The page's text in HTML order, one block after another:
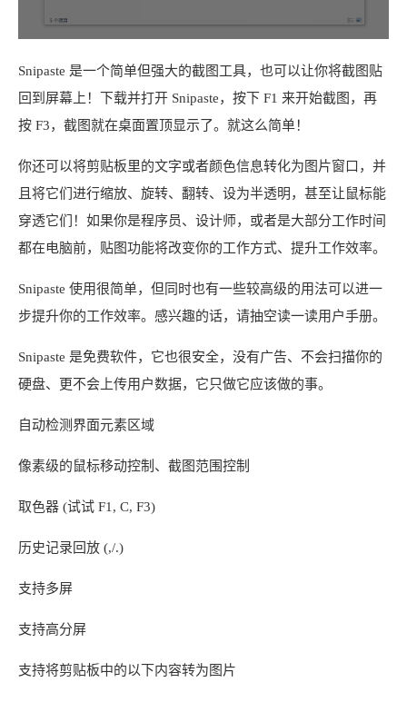
Snipaste 是一个简单但强大的截图工具，也可以让你将截图贴
回到屏幕上！下载并打开 Snipaste，按下 F1 来开始截图，再
按 F3，截图就在桌面置顶显示了。就这么简单！
你还可以将剪贴板里的文字或者颜色信息转化为图片窗口，并
且将它们进行缩放、旋转、翻转、设为半透明，甚至让鼠标能
穿透它们！如果你是程序员、设计师，或者是大部分工作时间
都在电脑前，贴图功能将改变你的工作方式、提升工作效率。
Snipaste 使用很简单，但同时也有一些较高级的用法可以进一
步提升你的工作效率。感兴趣的话，请抽空读一读用户手册。
Snipaste 是免费软件，它也很安全，没有广告、不会扫描你的
硬盘、更不会上传用户数据，它只做它应该做的事。
自动检测界面元素区域
像素级的鼠标移动控制、截图范围控制
取色器 (试试 F1, C, F3)
历史记录回放 (,/.)
支持多屏
支持高分屏
支持将剪贴板中的以下内容转为图片